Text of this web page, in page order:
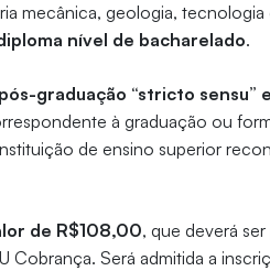
mecânica, geologia,
nível de bacharelado.
graduação “stricto
à graduação ou
de ensino superior
de R$108,00, que deverá
Cobrança. Será admitida a